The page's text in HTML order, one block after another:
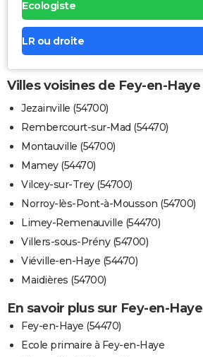
Ecologiste
LR ou droite
Villes voisines de Fey-en-Haye
Jezainville (54700)
Rembercourt-sur-Mad (54470)
Montauville (54700)
Mamey (54470)
Vilcey-sur-Trey (54700)
Norroy-lès-Pont-à-Mousson (54700)
Limey-Remenauville (54470)
Villers-sous-Prény (54700)
Viéville-en-Haye (54470)
Maidières (54700)
En savoir plus sur Fey-en-Haye
Fey-en-Haye (54470)
Ecole primaire à Fey-en-Haye